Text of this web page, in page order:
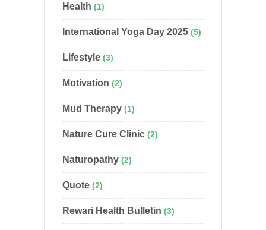
Health (1)
International Yoga Day 2025 (5)
Lifestyle (3)
Motivation (2)
Mud Therapy (1)
Nature Cure Clinic (2)
Naturopathy (2)
Quote (2)
Rewari Health Bulletin (3)